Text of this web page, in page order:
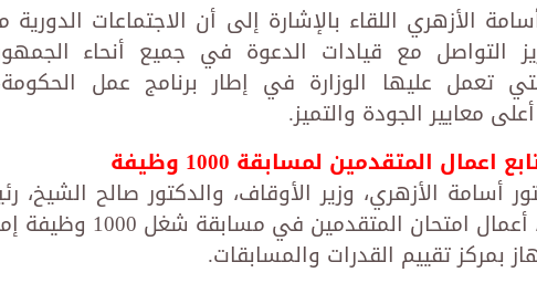
الأزهري اللقاء بالإشارة إلى أن الاجتماعات
التواصل مع قيادات الدعوة في جميع أنحاء
التي تعمل عليها الوزارة في إطار برنامج عمل
معايير الجودة والتميز.
اعمال المتقدمين لمسابقة 1000 وظيفة
أسامة الأزهري، وزير الأوقاف، والدكتور صالح الشيخ،
للتنظيم والإدارة، أعمال
بمركز تقييم القدرات والمسابقات.